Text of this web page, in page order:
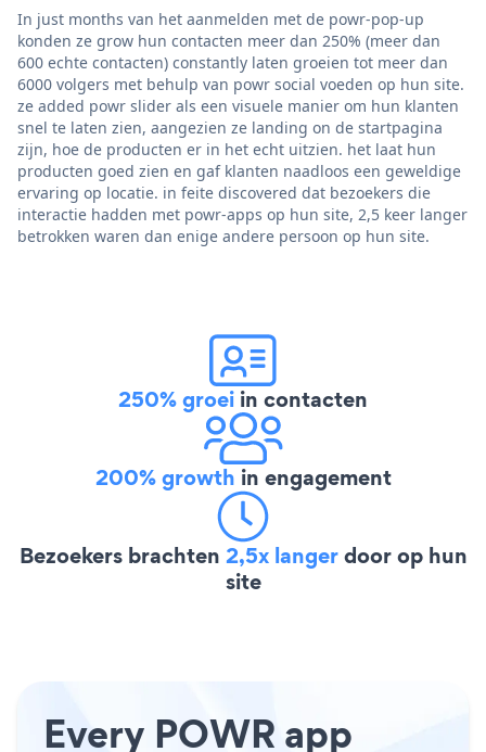
In just months van het aanmelden met de powr-pop-up
konden ze grow hun contacten meer dan 250% (meer dan
600 echte contacten) constantly laten groeien tot meer dan
6000 volgers met behulp van powr social voeden op hun site.
ze added powr slider als een visuele manier om hun klanten
snel te laten zien, aangezien ze landing on de startpagina
zijn, hoe de producten er in het echt uitzien. het laat hun
producten goed zien en gaf klanten naadloos een geweldige
ervaring op locatie. in feite discovered dat bezoekers die
interactie hadden met powr-apps op hun site, 2,5 keer langer
betrokken waren dan enige andere persoon op hun site.
250% groei in contacten
200% growth in engagement
Bezoekers brachten 2,5x langerdoor op hun
site
Every POWR app